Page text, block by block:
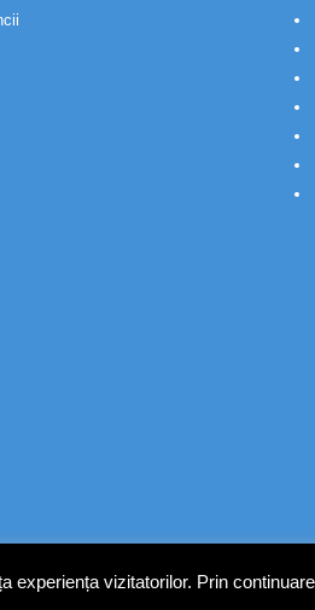
vizitatorilor. Prin